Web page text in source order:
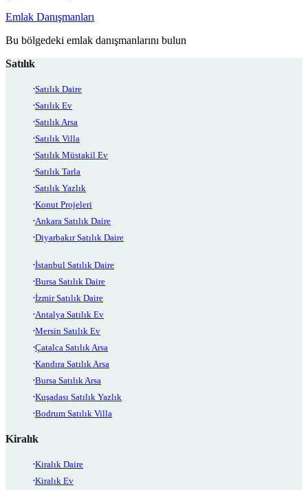
Emlak Danışmanları
Bu bölgedeki emlak danışmanlarını bulun
Satılık
Satılık Daire
Satılık Ev
Satılık Arsa
Satılık Villa
Satılık Müstakil Ev
Satılık Tarla
Satılık Yazlık
Konut Projeleri
Ankara Satılık Daire
Diyarbakır Satılık Daire
İstanbul Satılık Daire
Bursa Satılık Daire
İzmir Satılık Daire
Antalya Satılık Ev
Mersin Satılık Ev
Çatalca Satılık Arsa
Kandıra Satılık Arsa
Bursa Satılık Arsa
Kuşadası Satılık Yazlık
Bodrum Satılık Villa
Kiralık
Kiralık Daire
Kiralık Ev